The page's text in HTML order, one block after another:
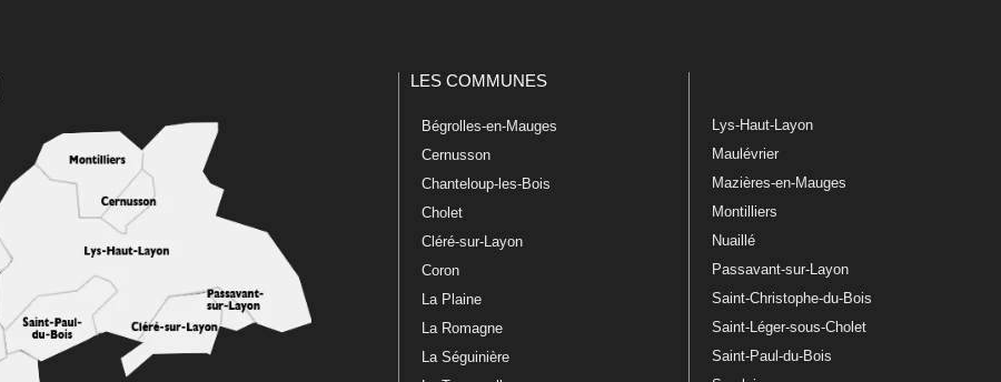
LES COMMUNES
Bégrolles-en-Mauges
Cernusson
Chanteloup-les-Bois
Cholet
Cléré-sur-Layon
Coron
La Plaine
La Romagne
La Séguinière
Lys-Haut-Layon
Maulévrier
Mazières-en-Mauges
Montilliers
Nuaillé
Passavant-sur-Layon
Saint-Christophe-du-Bois
Saint-Léger-sous-Cholet
Saint-Paul-du-Bois